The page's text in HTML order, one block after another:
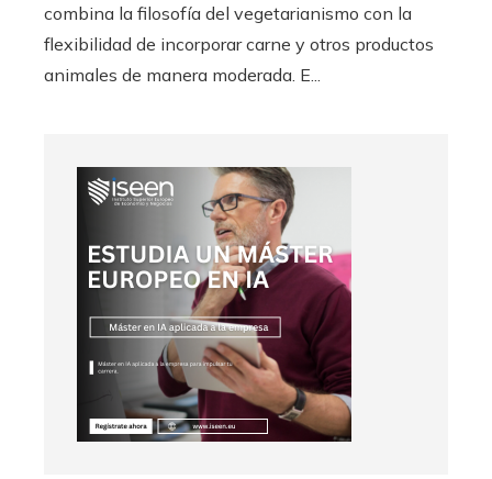
combina la filosofía del vegetarianismo con la
flexibilidad de incorporar carne y otros productos
animales de manera moderada. E...